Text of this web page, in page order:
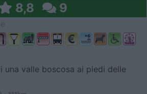
8,8 9
una valle boscosa ai piedi delle